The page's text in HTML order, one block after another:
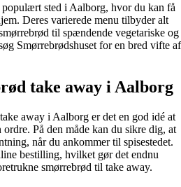
populært sted i Aalborg, hvor du kan få
Deres varierede menu tilbyder alt
til spændende vegetariske og
Smørrebrødshuset for en bred vifte af
take away i Aalborg
away i Aalborg er det en god idé at
På den måde kan du sikre dig, at
når du ankommer til spisestedet.
bestilling, hvilket gør det endnu
smørrebrød til take away.